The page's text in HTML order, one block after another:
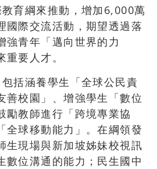
育綱來推動，增加6,000萬
國際交流活動，期望透過落
強青年「邁向世界的力
要人才。
括涵養學生「全球公民責
善校園」、增強學生「數位
勵教師進行「跨境專業協
全球移動能力」。在綱領發
生現場與新加坡姊妹校視訊
數位溝通的能力；民生國中